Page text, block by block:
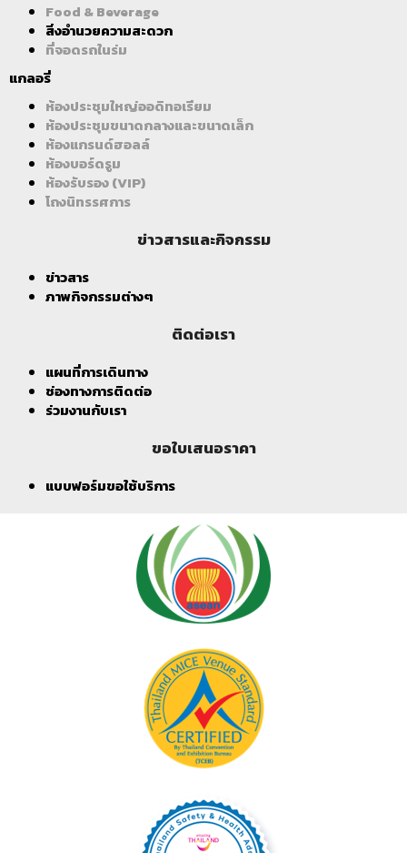
Food & Beverage
สิ่งอำนวยความสะดวก
ที่จอดรถในร่ม
แกลอรี่
ห้องประชุมใหญ่ออดิทอเรียม
ห้องประชุมขนาดกลางและขนาดเล็ก
ห้องแกรนด์ฮอลล์
ห้องบอร์ดรูม
ห้องรับรอง (VIP)
โถงนิทรรศการ
ข่าวสารและกิจกรรม
ข่าวสาร
ภาพกิจกรรมต่างๆ
ติดต่อเรา
แผนที่การเดินทาง
ช่องทางการติดต่อ
ร่วมงานกับเรา
ขอใบเสนอราคา
แบบฟอร์มขอใช้บริการ